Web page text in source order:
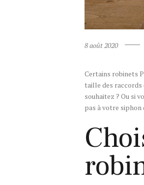
8 août 2020
Certains robinets
taille des raccords
souhaitez ? Ou si
pas à votre siphon